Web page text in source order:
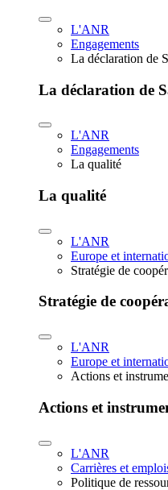
L'ANR
Engagements
La déclaration de
La déclaration de
L'ANR
Engagements
La qualité
La qualité
L'ANR
Europe et
Stratégie de
Stratégie de
L'ANR
Europe et
Actions et
Actions et
L'ANR
Carrières et
Politique de